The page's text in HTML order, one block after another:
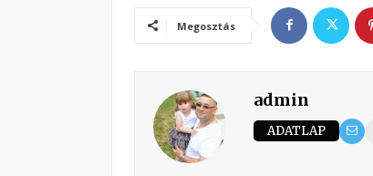
Megosztás
admin
ADATLAP